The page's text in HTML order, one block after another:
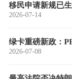
移民申请新规已
2026-07-14
绿卡重磅新政：
2026-07-08